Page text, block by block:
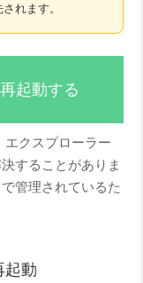
れます。
起動する
クスプローラー
することがありま
管理されているた
起動